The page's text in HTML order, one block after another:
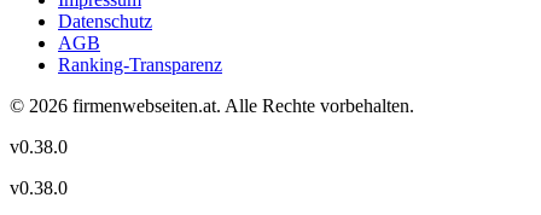
Datenschutz
AGB
Ranking-Transparenz
© 2026 firmenwebseiten.at. Alle Rechte vorbehalten.
v0.38.0
v0.38.0